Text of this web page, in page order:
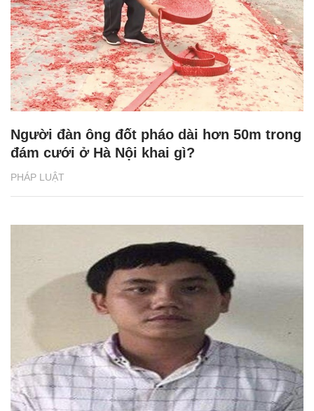
PHÁP LUẬT
Người đàn ông đốt pháo dài hơn 50m trong
đám cưới ở Hà Nội khai gì?